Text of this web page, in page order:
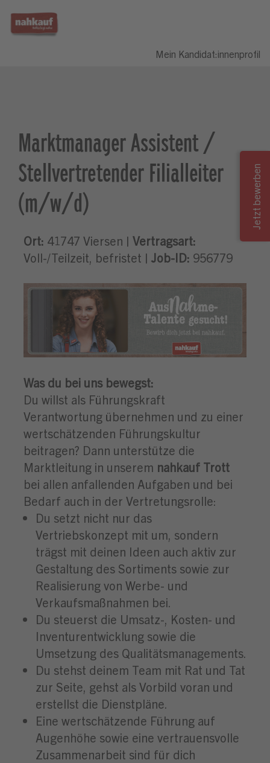
Mein Kandidat:innenprofil
Marktmanager Assistent /
Stellvertretender Filialleiter
(m/w/d)
Ort: 41747 Viersen | Vertragsart:
Voll-/Teilzeit, befristet | Job-ID: 956779
Was du bei uns bewegst:
Du willst als Führungskraft
Verantwortung übernehmen und zu einer
wertschätzenden Führungskultur
beitragen? Dann unterstütze die
Marktleitung in unserem nahkauf Trott
bei allen anfallenden Aufgaben und bei
Bedarf auch in der Vertretungsrolle:
Du setzt nicht nur das
Vertriebskonzept mit um, sondern
trägst mit deinen Ideen auch aktiv zur
Gestaltung des Sortiments sowie zur
Realisierung von Werbe- und
Verkaufsmaßnahmen bei.
Du steuerst die Umsatz-, Kosten- und
Inventurentwicklung sowie die
Umsetzung des Qualitätsmanagements.
Du stehst deinem Team mit Rat und Tat
zur Seite, gehst als Vorbild voran und
erstellst die Dienstpläne.
Eine wertschätzende Führung auf
Augenhöhe sowie eine vertrauensvolle
Zusammenarbeit sind für dich